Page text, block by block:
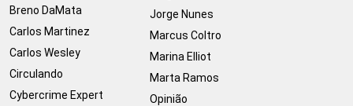
Breno DaMata
Carlos Martinez
Carlos Wesley
Circulando
Cybercrime Expert
Jorge Nunes
Marcus Coltro
Marina Elliot
Marta Ramos
Opinião